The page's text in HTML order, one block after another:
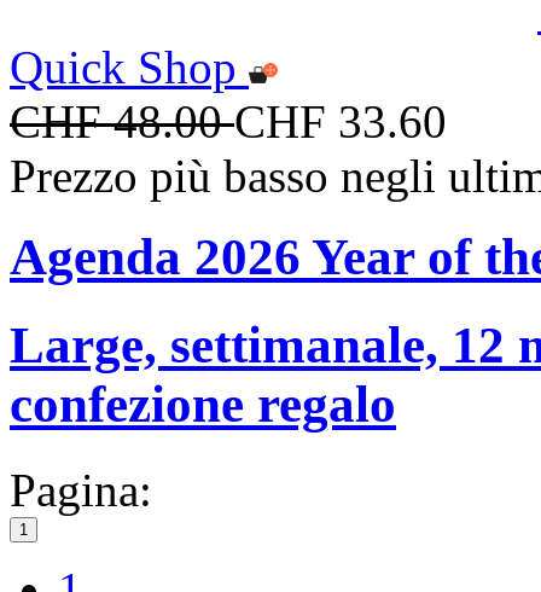
Quick Shop
CHF 48.00CHF 33.60
Prezzo più basso negli
Agenda 2026 Year of
Large, settimanale, 12
confezione regalo
Pagina:
1